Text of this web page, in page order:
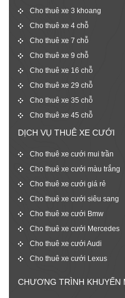
Cho thuê xe 3 khoang
Cho thuê xe 4 chỗ
Cho thuê xe 7 chỗ
Cho thuê xe 9 chỗ
Cho thuê xe 16 chỗ
Cho thuê xe 29 chỗ
Cho thuê xe 35 chỗ
Cho thuê xe 45 chỗ
DỊCH VỤ THUÊ XE CƯỚI
Cho thuê xe cưới mui trần
Cho thuê xe cưới màu trắng
Cho thuê xe cưới giá rẻ
Cho thuê xe cưới siêu sang
Cho thuê xe cưới Bmw
Cho thuê xe cưới Mercedes
Cho thuê xe cưới Audi
Cho thuê xe cưới Lexus
CHƯƠNG TRÌNH KHUYẾN